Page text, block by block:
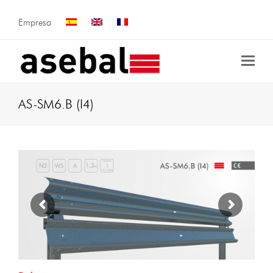
Empresa
AS-SM6.B (I4)